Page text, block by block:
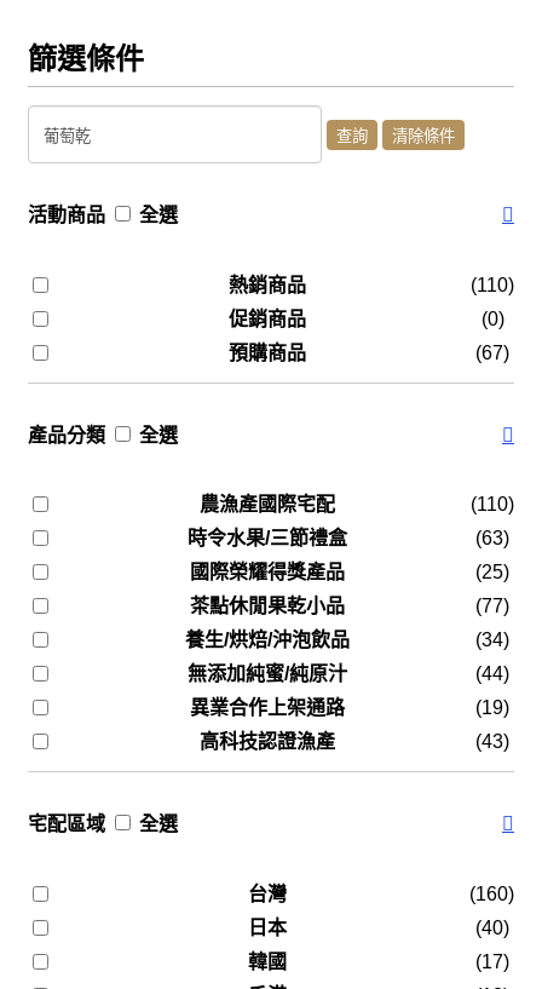
篩選條件
活動商品 全選
熱銷商品
(110)
促銷商品
(0)
預購商品
(67)
產品分類 全選
農漁產國際宅配
(110)
時令水果/三節禮盒
(63)
國際榮耀得獎產品
(25)
茶點休閒果乾小品
(77)
養生/烘焙/沖泡飲品
(34)
無添加純蜜/純原汁
(44)
異業合作上架通路
(19)
高科技認證漁產
(43)
宅配區域 全選
台灣
(160)
日本
(40)
韓國
(17)